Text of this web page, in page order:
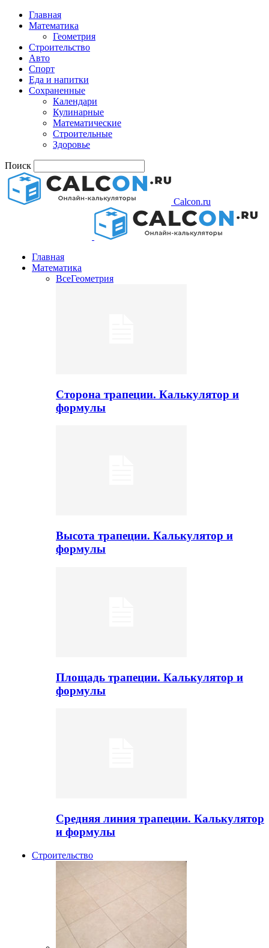
Главная
Математика
Геометрия
Строительство
Авто
Спорт
Еда и напитки
Сохраненные
Календари
Кулинарные
Математические
Строительные
Здоровье
Поиск
Calcon.ru
Главная
Математика
ВсеГеометрия
Сторона трапеции. Калькулятор и
формулы
Высота трапеции. Калькулятор и
формулы
Площадь трапеции. Калькулятор и
формулы
Средняя линия трапеции. Калькулятор
и формулы
Строительство